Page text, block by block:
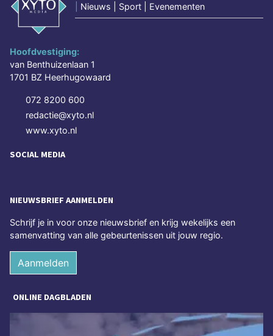
Nieuws | Sport | Evenementen
Hoofdvestiging:
van Benthuizenlaan 1
1701 BZ Heerhugowaard
072 8200 600
redactie@xyto.nl
www.xyto.nl
SOCIAL MEDIA
NIEUWSBRIEF AANMELDEN
Schrijf je in voor onze nieuwsbrief en krijg wekelijks een
samenvatting van alle gebeurtenissen uit jouw regio.
Aanmelden
ONLINE DAGBLADEN